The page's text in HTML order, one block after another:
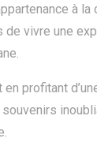
à la
vivre une
profitant